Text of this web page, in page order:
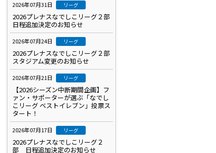
2026年07月31日 リーグ
2026プレナスなでしこリーグ２部
日程追加決定のお知らせ
2026年07月24日 リーグ
2026プレナスなでしこリーグ２部
スタジアム変更のお知らせ
2026年07月21日 リーグ
【2026シーズン中断期間企画】フ
ァン・サポーターが選ぶ「なでし
こリーグ ベストイレブン」投票ス
タート！
2026年07月17日 リーグ
2026プレナスなでしこリーグ２
部 日程追加決定のお知らせ